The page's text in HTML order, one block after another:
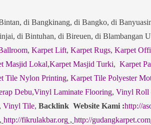
di Bangkinang, di Bangko, di
di Bintuhan, di Bireuen, di Blambangan
, Karpet Lift, Karpet Rugs, Karpet
Masjid Lokal,Karpet Masjid Turki, Karpet
Tile Nylon Printing, Karpet Tile Polyester
Debu,Vinyl Laminate Flooring, Vinyl Roll
Vinyl Tile, Backlink Website Kami :http://
http://fikrulakbar.org, http://gudangkarpet.com